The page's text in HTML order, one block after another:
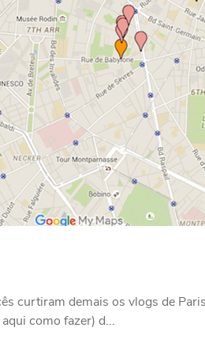
curtiram demais os vlogs de
como fazer) d...